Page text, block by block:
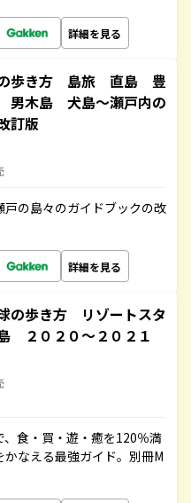
詳細を見る
歩き方 島旅 直島 豊
木島 犬島～瀬戸内の
訂版
の島々のガイドブックの改
詳細を見る
の歩き方 リゾートスタ
２０２０～２０２１
食・買・遊・癒を120％満
なえる最強ガイド。別冊M